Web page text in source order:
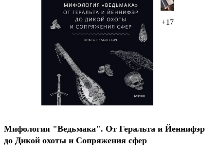
+17
Мифология "Ведьмака". От Геральта и Йеннифэр
до Дикой охоты и Сопряжения сфер